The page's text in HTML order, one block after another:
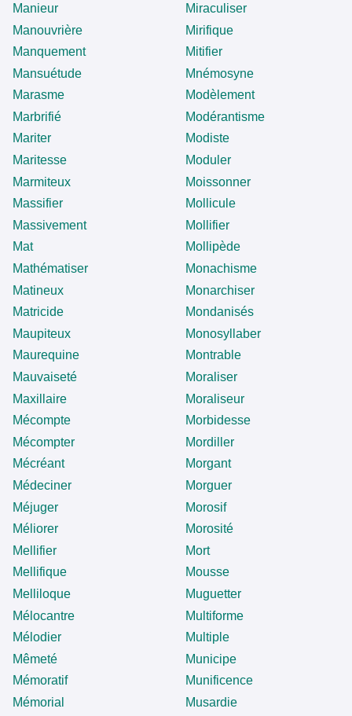
Manieur
Manouvrière
Manquement
Mansuétude
Marasme
Marbrifié
Mariter
Maritesse
Marmiteux
Massifier
Massivement
Mat
Mathématiser
Matineux
Matricide
Maupiteux
Maurequine
Mauvaiseté
Maxillaire
Mécompte
Mécompter
Mécréant
Médeciner
Méjuger
Méliorer
Mellifier
Mellifique
Melliloque
Mélocantre
Mélodier
Mêmeté
Mémoratif
Mémorial
Miraculiser
Mirifique
Mitifier
Mnémosyne
Modèlement
Modérantisme
Modiste
Moduler
Moissonner
Mollicule
Mollifier
Mollipède
Monachisme
Monarchiser
Mondanisés
Monosyllaber
Montrable
Moraliser
Moraliseur
Morbidesse
Mordiller
Morgant
Morguer
Morosif
Morosité
Mort
Mousse
Muguetter
Multiforme
Multiple
Municipe
Munificence
Musardie